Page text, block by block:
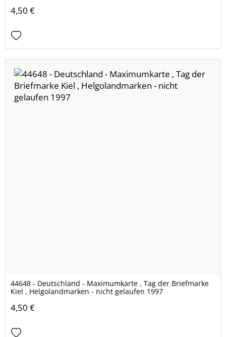
4,50 €
44648 - Deutschland - Maximumkarte , Tag der Briefmarke
Kiel , Helgolandmarken - nicht gelaufen 1997
4,50 €